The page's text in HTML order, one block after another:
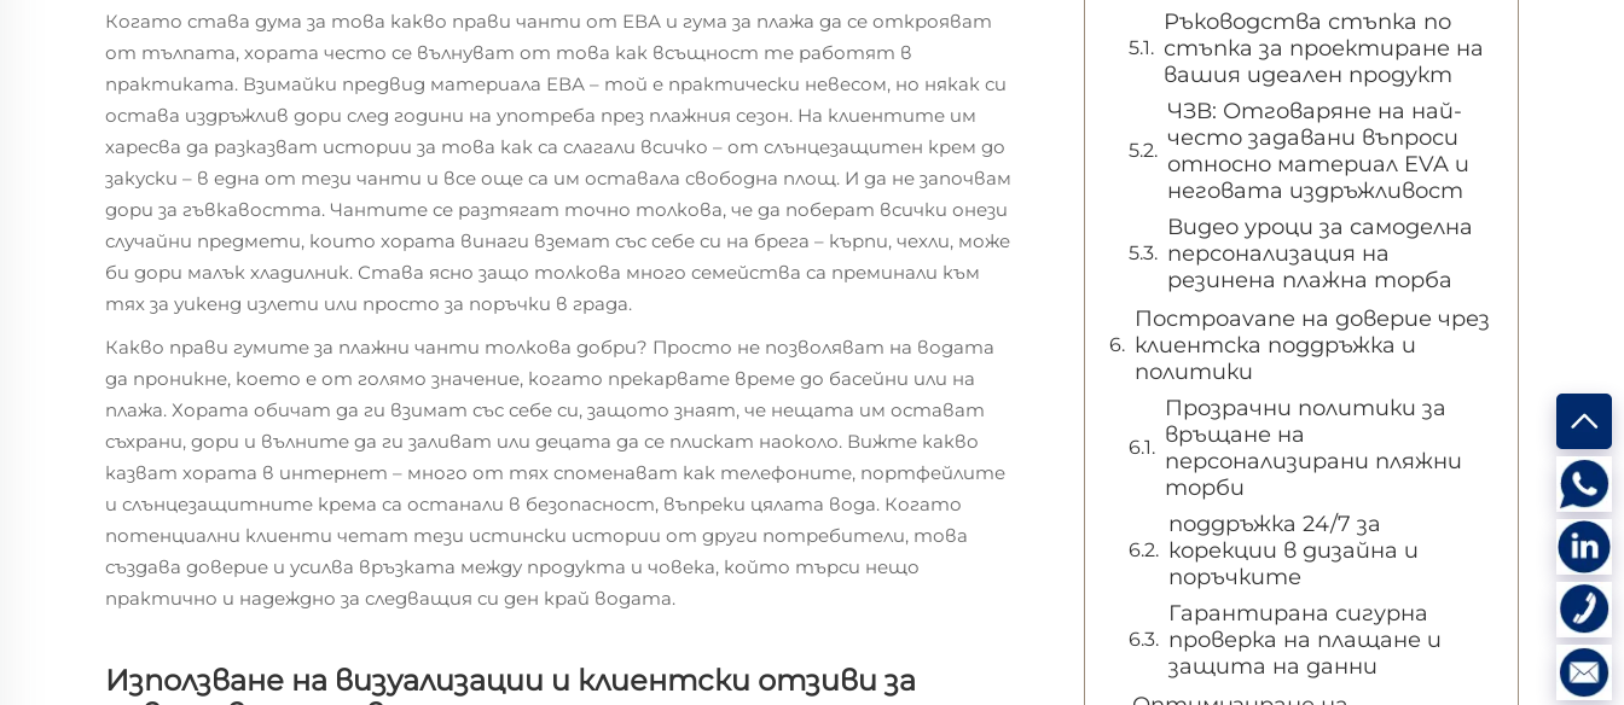
Когато става дума за това какво прави чанти от ЕВА и гума за плажа да се открояват
от тълпата, хората често се вълнуват от това как всъщност те работят в
практиката. Взимайки предвид материала ЕВА – той е практически невесом, но някак си
остава издръжлив дори след години на употреба през плажния сезон. На клиентите им
харесва да разказват истории за това как са слагали всичко – от слънцезащитен крем до
закуски – в една от тези чанти и все още са им оставала свободна площ. И да не започвам
дори за гъвкавостта. Чантите се разтягат точно толкова, че да поберат всички онези
случайни предмети, които хората винаги вземат със себе си на брега – кърпи, чехли, може
би дори малък хладилник. Става ясно защо толкова много семейства са преминали към
тях за уикенд излети или просто за поръчки в града.
Какво прави гумите за плажни чанти толкова добри? Просто не позволяват на водата
да проникне, което е от голямо значение, когато прекарвате време до басейни или на
плажа. Хората обичат да ги взимат със себе си, защото знаят, че нещата им остават
съхрани, дори и вълните да ги заливат или децата да се плискат наоколо. Вижте какво
казват хората в интернет – много от тях споменават как телефоните, портфейлите
и слънцезащитните крема са останали в безопасност, въпреки цялата вода. Когато
потенциални клиенти четат тези истински истории от други потребители, това
създава доверие и усилва връзката между продукта и човека, който търси нещо
практично и надеждно за следващия си ден край водата.
Използване на визуализации и клиентски отзиви за
Ръководства стъпка по
стъпка за проектиране на
вашия идеален продукт
ЧЗВ: Отговаряне на най-
често задавани въпроси
относно материал EVA и
неговата издръжливост
Видео уроци за самоделна
персонализация на
резинена плажна торба
Построavanе на доверие чрез
клиентска поддръжка и
политики
Прозрачни политики за
връщане на
персонализирани пляжни
торби
поддръжка 24/7 за
корекции в дизайна и
поръчките
Гарантирана сигурна
проверка на плащане и
защита на данни